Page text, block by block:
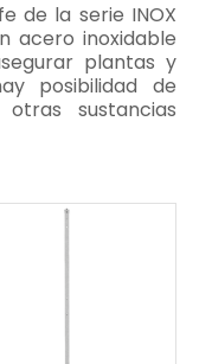
de la serie INOX
acero inoxidable
plantas y
posibilidad de
sustancias